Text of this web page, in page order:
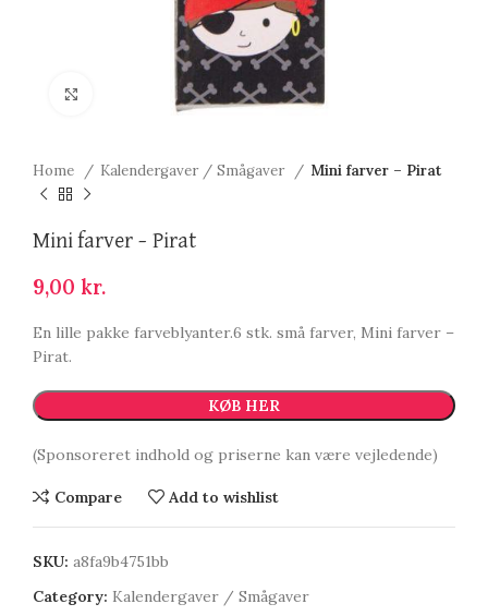
Click to enlarge
Home Kalendergaver / Smågaver Mini farver – Pirat
Mini farver – Pirat
9,00 kr.
En lille pakke farveblyanter.6 stk. små farver, Mini farver –
Pirat.
KØB HER
(Sponsoreret indhold og priserne kan være vejledende)
Compare Add to wishlist
SKU: a8fa9b4751bb
Category: Kalendergaver / Smågaver